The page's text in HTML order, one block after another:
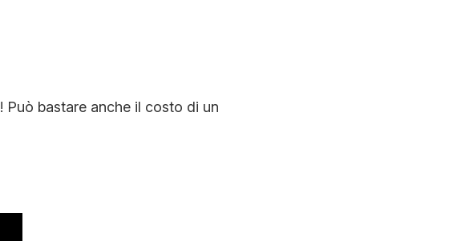
! Può bastare anche il costo di un